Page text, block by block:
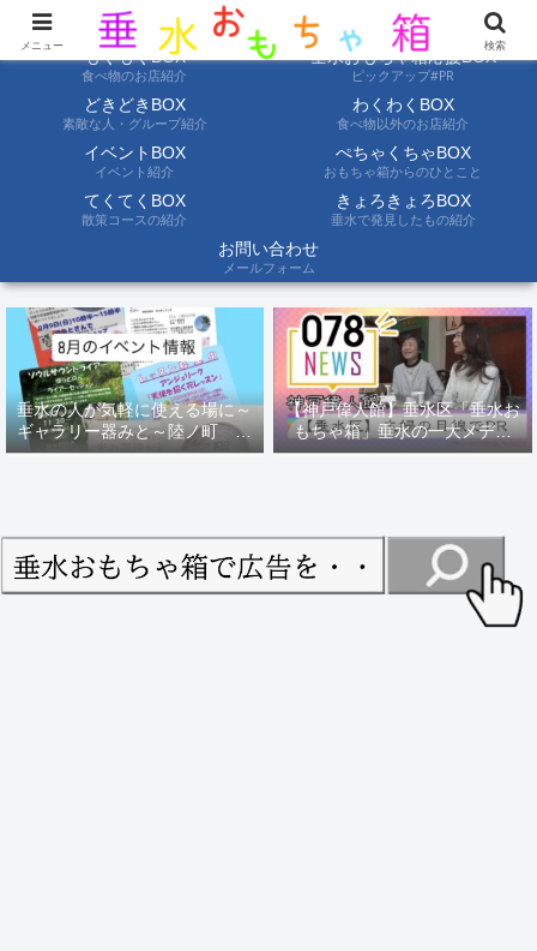
ようこそ垂水おもちゃ箱へ。垂水の情報を自分たちの目でみて聞いて伝えます
もぐもぐBOX
食べ物のお店紹介
垂水おもちゃ箱応援BOX
ピックアップ#PR
どきどきBOX
素敵な人・グループ紹介
わくわくBOX
食べ物以外のお店紹介
イベントBOX
イベント紹介
ぺちゃくちゃBOX
おもちゃ箱からのひとこと
てくてくBOX
散策コースの紹介
きょろきょろBOX
垂水で発見したもの紹介
お問い合わせ
メールフォーム
垂水の人が気軽に使える場に～
ギャラリー器みと～陸ノ町 ８
月のイベント情報
【神戸偉人館】垂水区「垂水お
もちゃ箱」垂水の一大メディ
ア！？｜神戸の魅力を凸インタ
メニュー 検索